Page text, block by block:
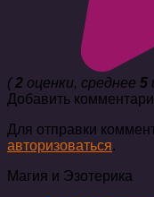
(2 оценки, среднее 5
Добавить
Для отправки
авторизоваться.
Магия и Эзотерика